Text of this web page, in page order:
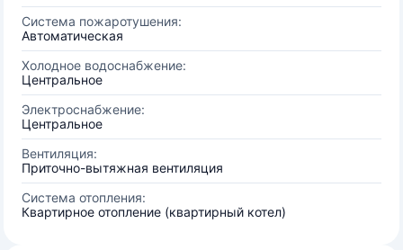
Система пожаротушения:
Автоматическая
Холодное водоснабжение:
Центральное
Электроснабжение:
Центральное
Вентиляция:
Приточно-вытяжная вентиляция
Система отопления:
Квартирное отопление (квартирный котел)